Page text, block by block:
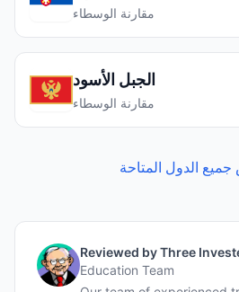
مقارنة الوسطاء
الجبل الأسود
مقارنة الوسطاء
الدول المتاحة
Reviewed byThree
Education Team